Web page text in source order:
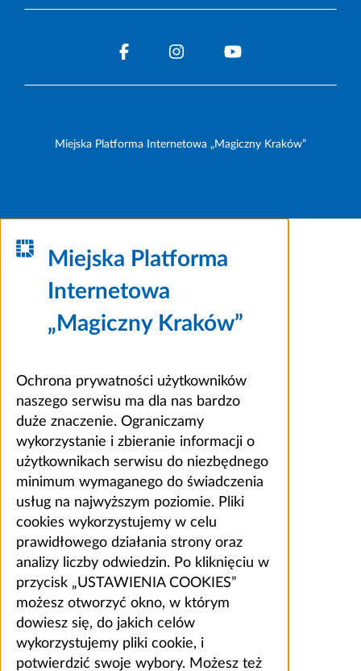
Miejska Platforma Internetowa „Magiczny Kraków”
Miejska Platforma
Internetowa
„Magiczny Kraków”
Ochrona prywatności użytkowników
naszego serwisu ma dla nas bardzo
duże znaczenie. Ograniczamy
wykorzystanie i zbieranie informacji o
użytkownikach serwisu do niezbędnego
minimum wymaganego do świadczenia
usług na najwyższym poziomie. Pliki
cookies wykorzystujemy w celu
prawidłowego działania strony oraz
analizy liczby odwiedzin. Po kliknięciu w
przycisk „USTAWIENIA COOKIES”
możesz otworzyć okno, w którym
dowiesz się, do jakich celów
wykorzystujemy pliki cookie, i
potwierdzić swoje wybory. Możesz też